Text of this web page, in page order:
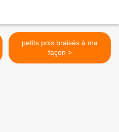
petits pois braisés à ma
façon >